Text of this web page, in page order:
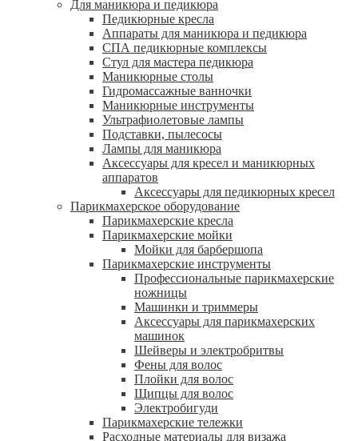
Для маникюра и педикюра
Педикюрные кресла
Аппараты для маникюра и педикюра
СПА педикюрные комплексы
Стул для мастера педикюра
Маникюрные столы
Гидромассажные ванночки
Маникюрные инструменты
Ультрафиолетовые лампы
Подставки, пылесосы
Лампы для маникюра
Аксессуары для кресел и маникюрных
аппаратов
Аксессуары для педикюрных кресел
Парикмахерское оборудование
Парикмахерские кресла
Парикмахерские мойки
Мойки для барбершопа
Парикмахерские инструменты
Профессиональные парикмахерские
ножницы
Машинки и триммеры
Аксессуары для парикмахерских
машинок
Шейверы и электробритвы
Фены для волос
Плойки для волос
Щипцы для волос
Электробигуди
Парикмахерские тележки
Расходные материалы для визажа